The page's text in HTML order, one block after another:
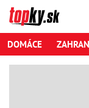
DOMÁCE